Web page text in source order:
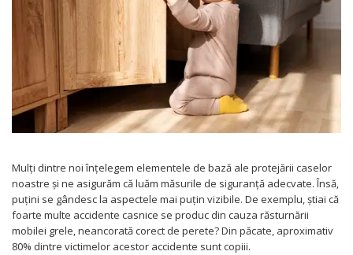
Poarta siguranta copii
Deflectoare pentru aer conditionat
Protectii exterior
Casti antifonice pentru copii si
bebelusi
Echipament protectie bicicleta si ski
Haine & accesorii plaja
Haine plaja / inot
Ochelari de soare
Mulți dintre noi înțelegem elementele de bază ale protejării caselor
noastre și ne asigurăm că luăm măsurile de siguranță adecvate. Însă,
puțini se gândesc la aspectele mai puțin vizibile. De exemplu, știai că
foarte multe accidente casnice se produc din cauza răsturnării
mobilei grele, neancorată corect de perete? Din păcate, aproximativ
80% dintre victimelor acestor accidente sunt copiii.